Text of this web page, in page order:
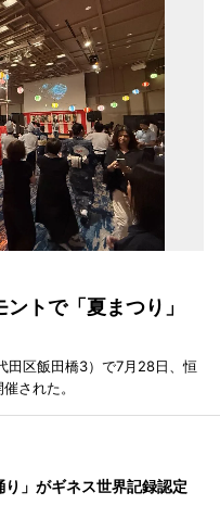
ントで「夏まつり」
田区飯田橋3）で7月28日、恒
された。
」がギネス世界記録認定